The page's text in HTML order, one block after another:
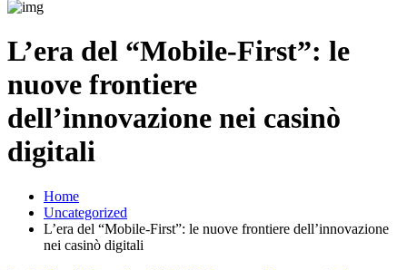
L’era del “Mobile‑First”: le
nuove frontiere
dell’innovazione nei casinò
digitali
Home
Uncategorized
L’era del “Mobile‑First”: le nuove frontiere dell’innovazione
nei casinò digitali